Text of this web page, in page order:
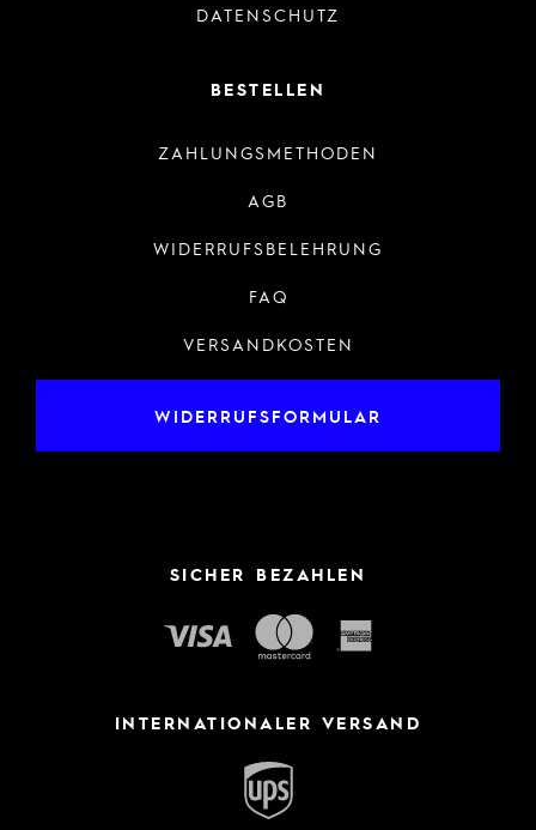
DATENSCHUTZ
BESTELLEN
ZAHLUNGSMETHODEN
AGB
WIDERRUFSBELEHRUNG
FAQ
VERSANDKOSTEN
WIDERRUFSFORMULAR
SICHER BEZAHLEN
INTERNATIONALER VERSAND